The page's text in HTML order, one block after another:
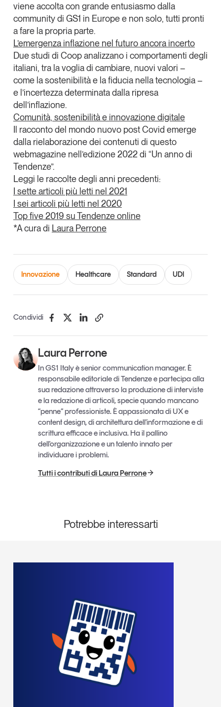
viene accolta con grande entusiasmo dalla
community di GS1 in Europe e non solo, tutti pronti
a fare la propria parte.
L’emergenza inflazione nel futuro ancora incerto
Due studi di Coop analizzano i comportamenti degli
italiani, tra la voglia di cambiare, nuovi valori –
come la sostenibilità e la fiducia nella tecnologia –
e l’incertezza determinata dalla ripresa
dell’inflazione.
Comunità, sostenibilità e innovazione digitale
Il racconto del mondo nuovo post Covid emerge
dalla rielaborazione dei contenuti di questo
webmagazine nell’edizione 2022 di “Un anno di
Tendenze”.
Leggi le raccolte degli anni precedenti:
I sette articoli più letti nel 2021
I sei articoli più letti nel 2020
Top five 2019 su Tendenze online
*A cura di Laura Perrone
Innovazione Healthcare Standard UDI
Condividi
Laura Perrone
In GS1 Italy è senior communication manager. È
responsabile editoriale di Tendenze e partecipa alla
sua redazione attraverso la produzione di interviste
e la redazione di articoli, specie quando mancano
“penne” professioniste. È appassionata di UX e
content design, di architettura dell'informazione e di
scrittura efficace e inclusiva. Ha il pallino
dell'organizzazione e un talento innato per
individuare i problemi.
Tutti i contributi di Laura Perrone
Potrebbe interessarti